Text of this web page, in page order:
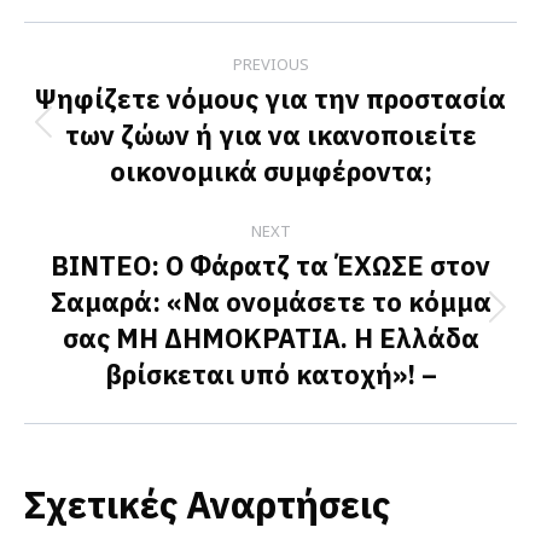
Facebook
X
LinkedIn
navigation
PREVIOUS
Previous
post:
Ψηφίζετε νόμους για την προστασία
των ζώων ή για να ικανοποιείτε
οικονομικά συμφέροντα;
NEXT
Next
post:
BINTEO: O Φάρατζ τα ΈΧΩΣΕ στον
Σαμαρά: «Να ονομάσετε το κόμμα
σας ΜΗ ΔΗΜΟΚΡΑΤΙΑ. Η Ελλάδα
βρίσκεται υπό κατοχή»! –
Σχετικές Αναρτήσεις